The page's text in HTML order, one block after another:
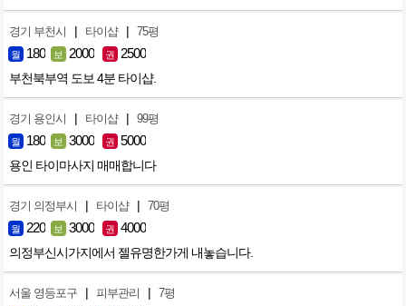
경기 부천시 | 타이샵 | 75평
월 180 보 2000 권 2500
부천북부역 도보 4분 타이샵.
경기 용인시 | 타이샵 | 99평
월 180 보 3000 권 5000
용인 타이마사지 매매합니다
경기 의정부시 | 타이샵 | 70평
월 220 보 3000 권 4000
의정부신시가지에서 젤유명한가게 내놓습니다.
서울 영등포구 | 피부관리 | 7평